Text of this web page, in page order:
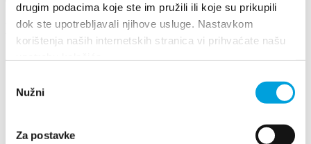
drugim podacima koje ste im pružili ili koje su prikupili
dok ste upotrebljavali njihove usluge. Nastavkom
korištenja naših internetskih stranica vi prihvaćate našu
pristanka
Nužni
Za postavke
Događanja
2017
2021